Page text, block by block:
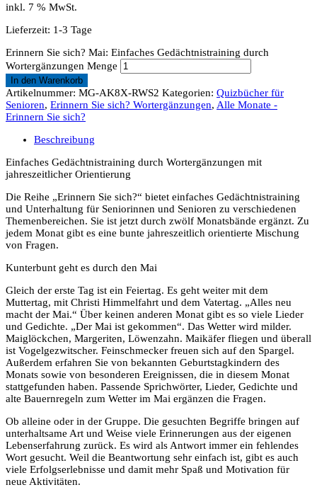
inkl. 7 % MwSt.
Lieferzeit: 1-3 Tage
Erinnern Sie sich? Mai: Einfaches Gedächtnistraining durch
Wortergänzungen Menge
In den Warenkorb
Artikelnummer: MG-AK8X-RWS2 Kategorien: Quizbücher für
Senioren, Erinnern Sie sich? Wortergänzungen, Alle Monate -
Erinnern Sie sich?
Beschreibung
Einfaches Gedächtnistraining durch Wortergänzungen mit
jahreszeitlicher Orientierung
Die Reihe „Erinnern Sie sich?“ bietet einfaches Gedächtnistraining
und Unterhaltung für Seniorinnen und Senioren zu verschiedenen
Themenbereichen. Sie ist jetzt durch zwölf Monatsbände ergänzt. Zu
jedem Monat gibt es eine bunte jahreszeitlich orientierte Mischung
von Fragen.
Kunterbunt geht es durch den Mai
Gleich der erste Tag ist ein Feiertag. Es geht weiter mit dem
Muttertag, mit Christi Himmelfahrt und dem Vatertag. „Alles neu
macht der Mai.“ Über keinen anderen Monat gibt es so viele Lieder
und Gedichte. „Der Mai ist gekommen“. Das Wetter wird milder.
Maiglöckchen, Margeriten, Löwenzahn. Maikäfer fliegen und überall
ist Vogelgezwitscher. Feinschmecker freuen sich auf den Spargel.
Außerdem erfahren Sie von bekannten Geburtstagkindern des
Monats sowie von besonderen Ereignissen, die in diesem Monat
stattgefunden haben. Passende Sprichwörter, Lieder, Gedichte und
alte Bauernregeln zum Wetter im Mai ergänzen die Fragen.
Ob alleine oder in der Gruppe. Die gesuchten Begriffe bringen auf
unterhaltsame Art und Weise viele Erinnerungen aus der eigenen
Lebenserfahrung zurück. Es wird als Antwort immer ein fehlendes
Wort gesucht. Weil die Beantwortung sehr einfach ist, gibt es auch
viele Erfolgserlebnisse und damit mehr Spaß und Motivation für
neue Aktivitäten.